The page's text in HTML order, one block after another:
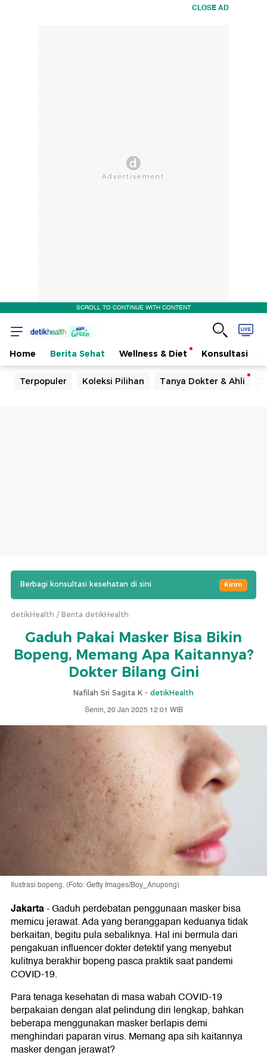
CLOSE AD
SCROLL TO CONTINUE WITH CONTENT
Home Berita Sehat Wellness & Diet Konsultasi
Terpopuler Koleksi Pilihan Tanya Dokter & Ahli
Berbagi konsultasi kesehatan di sini Kirim
detikHealth Berita detikHealth
Gaduh Pakai Masker Bisa Bikin
Bopeng, Memang Apa Kaitannya?
Dokter Bilang Gini
Nafilah Sri Sagita K - detikHealth
Senin, 20 Jan 2025 12:01 WIB
Ilustrasi bopeng. (Foto: Getty Images/Boy_Anupong)
Jakarta-Gaduh perdebatan penggunaan masker bisa
memicu jerawat. Ada yang beranggapan keduanya tidak
berkaitan, begitu pula sebaliknya. Hal ini bermula dari
pengakuan influencer dokter detektif yang menyebut
kulitnya berakhir bopeng pasca praktik saat pandemi
COVID-19.
Para tenaga kesehatan di masa wabah COVID-19
berpakaian dengan alat pelindung diri lengkap, bahkan
beberapa menggunakan masker berlapis demi
menghindari paparan virus. Memang apa sih kaitannya
masker dengan jerawat?